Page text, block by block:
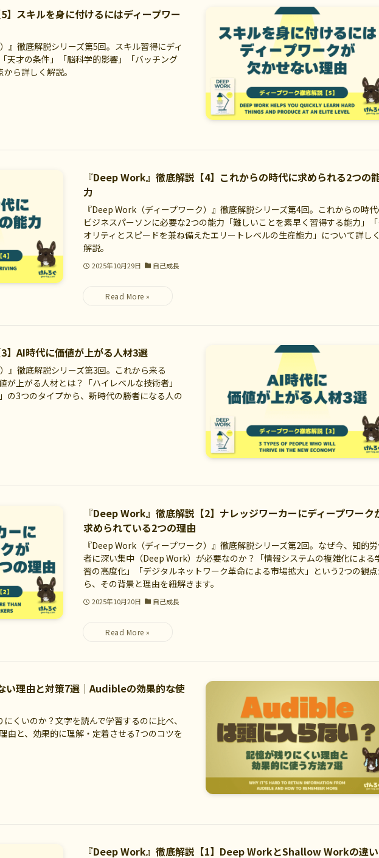
】スキルを身に付けるにはディープワー
』徹底解説シリーズ第5回。スキル習得にディ
天才の条件」「脳科学的影響」「バッチング
ら詳しく解説。
『Deep Work』徹底解説【4】これからの時代に求められる2つの
力
『Deep Work（ディープワーク）』徹底解説シリーズ第4回。これからの時
ビジネスパーソンに必要な2つの能力「難しいことを素早く習得する能力」「
オリティとスピードを兼ね備えたエリートレベルの生産能力」について詳しく
解説。
2025年10月29日 自己成長
】AI時代に価値が上がる人材3選
』徹底解説シリーズ第3回。これから来る
が上がる人材とは？「ハイレベルな技術者」
の3つのタイプから、新時代の勝者になる人の
『Deep Work』徹底解説【2】ナレッジワーカーにディープワーク
求められている2つの理由
『Deep Work（ディープワーク）』徹底解説シリーズ第2回。なぜ今、知的
者に深い集中（Deep Work）が必要なのか？「情報システムの複雑化による
習の高度化」「デジタルネットワーク革命による市場拡大」という2つの観
ら、その背景と理由を紐解きます。
2025年10月20日 自己成長
い理由と対策7選｜Audibleの効果的な使
くいのか？文字を読んで学習するのに比べ、
由と、効果的に理解・定着させる7つのコツを
『Deep Work』徹底解説【1】Deep WorkとShallow Workの違い